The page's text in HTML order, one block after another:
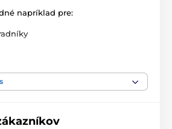
napríklad pre:
v kategóriách